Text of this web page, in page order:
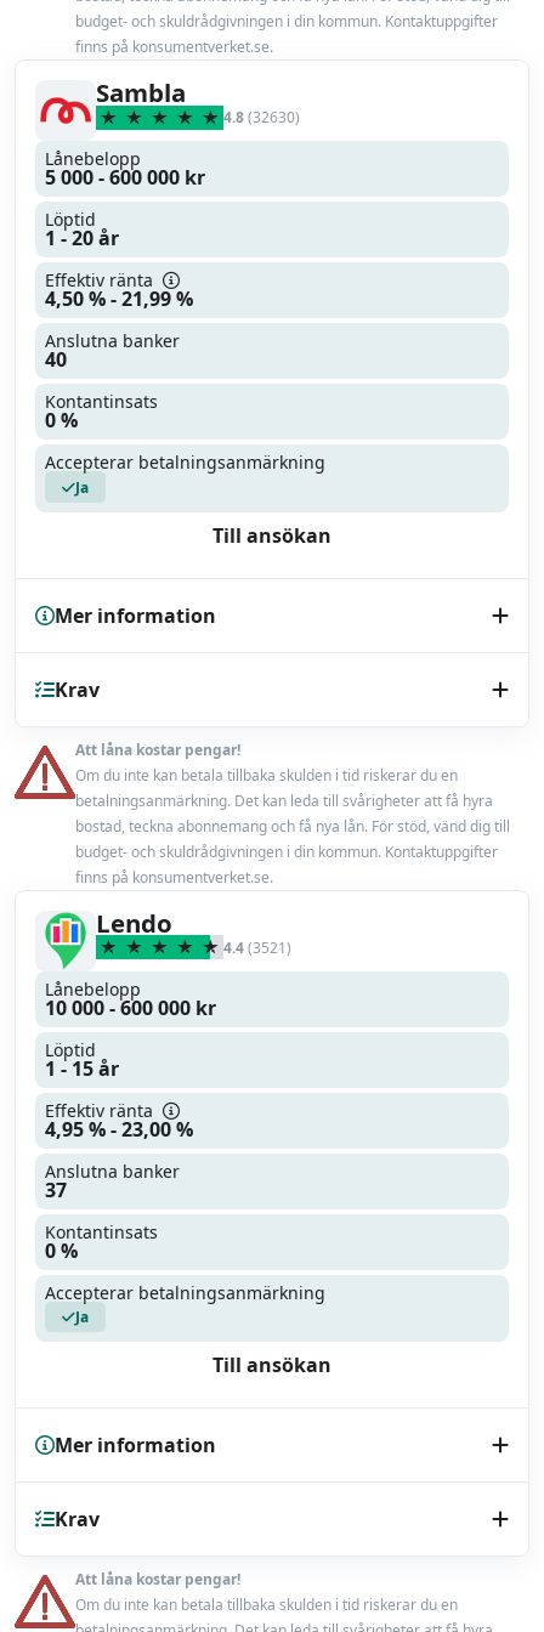
Miljörabatt Nej
Max belåningsgrad
Uppläggningsavgift
Läs mer Läs omdöme
budget- och skuldrådgivningen i din kommun. Kontaktuppgifter
finns på konsumentverket.se.
Sambla
4.8(32630)
Till ansökan
Lånebelopp
5 000 - 600 000 kr
Löptid
1 - 20 år
Effektiv ränta
4,50 % - 21,99 %
Anslutna banker
40
Kontantinsats
0 %
Accepterar betalningsanmärkning
Ja
Mer information
Kreditupplysning UC
Endast bilhandlare
Låneförsäkring Nej
Miljörabatt Nej
Max belåningsgrad
Uppläggningsavgift
Läs mer Läs omdöme
Krav
Minst 18 år
En fast inkomst från anställning eller pension
Att låna kostar pengar!
Om du inte kan betala tillbaka skulden i tid riskerar du en
betalningsanmärkning. Det kan leda till svårigheter att få hyra
bostad, teckna abonnemang och få nya lån. För stöd, vänd dig till
budget- och skuldrådgivningen i din kommun. Kontaktuppgifter
finns på konsumentverket.se.
Lendo
4.4(3521)
Till ansökan
Lånebelopp
10 000 - 600 000 kr
Löptid
1 - 15 år
Effektiv ränta
4,95 % - 23,00 %
Anslutna banker
37
Kontantinsats
0 %
Accepterar betalningsanmärkning
Ja
Mer information
Kreditupplysning UC
Endast bilhandlare
Krav
Minst 18 år
Att låna kostar pengar!
Om du inte kan betala tillbaka skulden i tid riskerar du en